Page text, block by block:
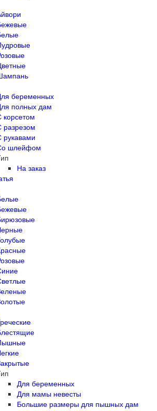
беременных
полных дам
корсетом
разрезом
рукавами
шлейфом
На заказ
Для беременных
Для мамы невесты
Большие размеры для пышных дам